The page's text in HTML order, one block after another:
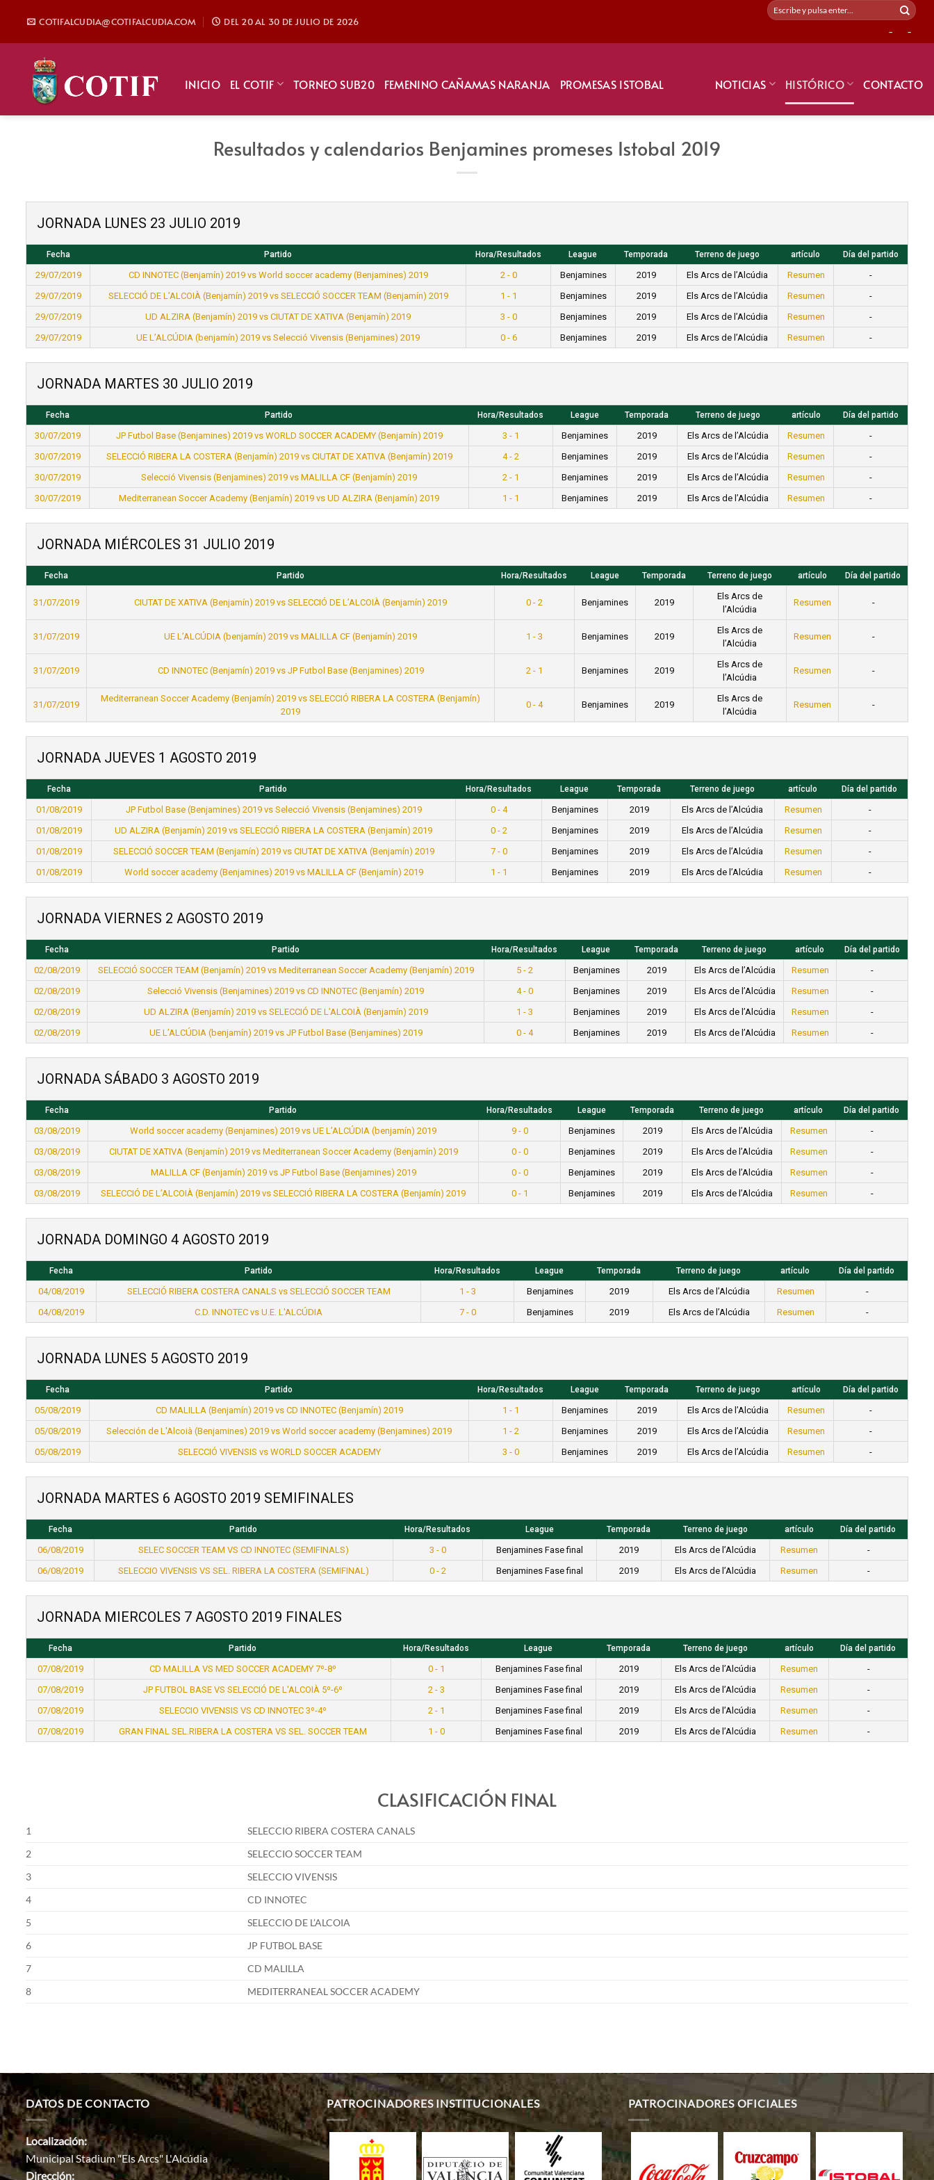
contenido
COTIFALCUDIA@COTIFALCUDIA.COM DEL 20 AL 30 DE JULIO DE 2026
- -
INICIO EL COTIF TORNEO SUB20 FEMENINO CAÑAMAS NARANJA PROMESAS ISTOBAL NOTICIAS HISTÓRICO CONTACTO
Resultados y calendarios Benjamines promeses Istobal 2019
JORNADA LUNES 23 JULIO 2019
Fecha Partido Hora/Resultados League Temporada Terreno de juego artículo Día del partido
29/07/2019 CD INNOTEC (Benjamín) 2019 vs World soccer academy (Benjamines) 2019 2 - 0 Benjamines 2019 Els Arcs de l’Alcúdia Resumen
-
29/07/2019
SELECCIÓ DE L’ALCOIÀ (Benjamín) 2019 vs SELECCIÓ SOCCER TEAM (Benjamín) 2019 1 - 1 Benjamines 2019 Els Arcs de l’Alcúdia Resumen
-
29/07/2019
UD ALZIRA (Benjamín) 2019 vs CIUTAT DE XATIVA (Benjamín) 2019 3 - 0 Benjamines 2019 Els Arcs de l’Alcúdia Resumen
-
29/07/2019
UE L’ALCÚDIA (benjamín) 2019 vs Selecció Vivensis (Benjamines) 2019 0 - 6 Benjamines 2019 Els Arcs de l’Alcúdia Resumen -
JORNADA MARTES 30 JULIO 2019
Fecha Partido Hora/Resultados League Temporada Terreno de juego artículo Día del partido
30/07/2019 JP Futbol Base (Benjamines) 2019 vs WORLD SOCCER ACADEMY (Benjamín) 2019 3 - 1 Benjamines 2019 Els Arcs de l’Alcúdia Resumen
-
30/07/2019
SELECCIÓ RIBERA LA COSTERA (Benjamín) 2019 vs CIUTAT DE XATIVA (Benjamín) 2019 4 - 2 Benjamines 2019 Els Arcs de l’Alcúdia Resumen
-
30/07/2019
Selecció Vivensis (Benjamines) 2019 vs MALILLA CF (Benjamín) 2019 2 - 1 Benjamines 2019 Els Arcs de l’Alcúdia Resumen
-
30/07/2019
Mediterranean Soccer Academy (Benjamín) 2019 vs UD ALZIRA (Benjamín) 2019 1 - 1 Benjamines 2019 Els Arcs de l’Alcúdia Resumen -
JORNADA MIÉRCOLES 31 JULIO 2019
Fecha Partido Hora/Resultados League Temporada Terreno de juego artículo Día del partido
31/07/2019 CIUTAT DE XATIVA (Benjamín) 2019 vs SELECCIÓ DE L’ALCOIÀ (Benjamín) 2019 0 - 2 Benjamines 2019
Els Arcs de
l’Alcúdia
Resumen -
31/07/2019 UE L’ALCÚDIA (benjamín) 2019 vs MALILLA CF (Benjamín) 2019 1 - 3 Benjamines 2019
Els Arcs de
l’Alcúdia
Resumen -
31/07/2019 CD INNOTEC (Benjamín) 2019 vs JP Futbol Base (Benjamines) 2019 2 - 1 Benjamines 2019
Els Arcs de
l’Alcúdia
Resumen -
31/07/2019
Mediterranean Soccer Academy (Benjamín) 2019 vs SELECCIÓ RIBERA LA COSTERA (Benjamín)
2019
0 - 4 Benjamines 2019
Els Arcs de
l’Alcúdia
Resumen -
JORNADA JUEVES 1 AGOSTO 2019
Fecha Partido Hora/Resultados League Temporada Terreno de juego artículo Día del partido
01/08/2019 JP Futbol Base (Benjamines) 2019 vs Selecció Vivensis (Benjamines) 2019 0 - 4 Benjamines 2019 Els Arcs de l’Alcúdia Resumen
-
01/08/2019
UD ALZIRA (Benjamín) 2019 vs SELECCIÓ RIBERA LA COSTERA (Benjamín) 2019 0 - 2 Benjamines 2019 Els Arcs de l’Alcúdia Resumen
-
01/08/2019
SELECCIÓ SOCCER TEAM (Benjamín) 2019 vs CIUTAT DE XATIVA (Benjamín) 2019 7 - 0 Benjamines 2019 Els Arcs de l’Alcúdia Resumen
-
01/08/2019
World soccer academy (Benjamines) 2019 vs MALILLA CF (Benjamín) 2019 1 - 1 Benjamines 2019 Els Arcs de l’Alcúdia Resumen -
JORNADA VIERNES 2 AGOSTO 2019
Fecha Partido Hora/Resultados League Temporada Terreno de juego artículo Día del partido
02/08/2019 SELECCIÓ SOCCER TEAM (Benjamín) 2019 vs Mediterranean Soccer Academy (Benjamín) 2019 5 - 2 Benjamines 2019 Els Arcs de l’Alcúdia Resumen
-
02/08/2019
Selecció Vivensis (Benjamines) 2019 vs CD INNOTEC (Benjamín) 2019 4 - 0 Benjamines 2019 Els Arcs de l’Alcúdia Resumen
-
02/08/2019
UD ALZIRA (Benjamín) 2019 vs SELECCIÓ DE L’ALCOIÀ (Benjamín) 2019 1 - 3 Benjamines 2019 Els Arcs de l’Alcúdia Resumen
-
02/08/2019
UE L’ALCÚDIA (benjamín) 2019 vs JP Futbol Base (Benjamines) 2019 0 - 4 Benjamines 2019 Els Arcs de l’Alcúdia Resumen -
JORNADA SÁBADO 3 AGOSTO 2019
Fecha Partido Hora/Resultados League Temporada Terreno de juego artículo Día del partido
03/08/2019 World soccer academy (Benjamines) 2019 vs UE L’ALCÚDIA (benjamín) 2019 9 - 0 Benjamines 2019 Els Arcs de l’Alcúdia Resumen
-
03/08/2019
CIUTAT DE XATIVA (Benjamín) 2019 vs Mediterranean Soccer Academy (Benjamín) 2019 0 - 0 Benjamines 2019 Els Arcs de l’Alcúdia Resumen
-
03/08/2019
MALILLA CF (Benjamín) 2019 vs JP Futbol Base (Benjamines) 2019 0 - 0 Benjamines 2019 Els Arcs de l’Alcúdia Resumen
-
03/08/2019
SELECCIÓ DE L’ALCOIÀ (Benjamín) 2019 vs SELECCIÓ RIBERA LA COSTERA (Benjamín) 2019 0 - 1 Benjamines 2019 Els Arcs de l’Alcúdia Resumen -
JORNADA DOMINGO 4 AGOSTO 2019
Fecha Partido Hora/Resultados League Temporada Terreno de juego artículo Día del partido
04/08/2019 SELECCIÓ RIBERA COSTERA CANALS vs SELECCIÓ SOCCER TEAM 1 - 3 Benjamines 2019 Els Arcs de l’Alcúdia Resumen
-
04/08/2019
C.D. INNOTEC vs U.E. L'ALCÚDIA 7 - 0 Benjamines 2019 Els Arcs de l’Alcúdia Resumen -
JORNADA LUNES 5 AGOSTO 2019
Fecha Partido Hora/Resultados League Temporada Terreno de juego artículo Día del partido
05/08/2019 CD MALILLA (Benjamín) 2019 vs CD INNOTEC (Benjamín) 2019 1 - 1 Benjamines 2019 Els Arcs de l’Alcúdia Resumen
-
05/08/2019
Selección de L'Alcoià (Benjamines) 2019 vs World soccer academy (Benjamines) 2019 1 - 2 Benjamines 2019 Els Arcs de l’Alcúdia Resumen
-
05/08/2019
SELECCIÓ VIVENSIS vs WORLD SOCCER ACADEMY 3 - 0 Benjamines 2019 Els Arcs de l’Alcúdia Resumen -
JORNADA MARTES 6 AGOSTO 2019 SEMIFINALES
Fecha Partido Hora/Resultados League Temporada Terreno de juego artículo Día del partido
06/08/2019 SELEC SOCCER TEAM VS CD INNOTEC (SEMIFINALS) 3 - 0 Benjamines Fase final 2019 Els Arcs de l’Alcúdia Resumen
-
06/08/2019
SELECCIO VIVENSIS VS SEL. RIBERA LA COSTERA (SEMIFINAL) 0 - 2 Benjamines Fase final 2019 Els Arcs de l’Alcúdia Resumen -
JORNADA MIERCOLES 7 AGOSTO 2019 FINALES
Fecha Partido Hora/Resultados League Temporada Terreno de juego artículo Día del partido
07/08/2019 CD MALILLA VS MED SOCCER ACADEMY 7º-8º 0 - 1 Benjamines Fase final 2019 Els Arcs de l’Alcúdia Resumen
-
07/08/2019
JP FUTBOL BASE VS SELECCIÓ DE L'ALCOIÀ 5º-6º 2 - 3 Benjamines Fase final 2019 Els Arcs de l’Alcúdia Resumen
-
07/08/2019
SELECCIO VIVENSIS VS CD INNOTEC 3º-4º 2 - 1 Benjamines Fase final 2019 Els Arcs de l’Alcúdia Resumen
-
07/08/2019
GRAN FINAL SEL.RIBERA LA COSTERA VS SEL. SOCCER TEAM 1 - 0 Benjamines Fase final 2019 Els Arcs de l’Alcúdia Resumen -
CLASIFICACIÓN FINAL
1
SELECCIO RIBERA COSTERA CANALS
2
SELECCIO SOCCER TEAM
3
SELECCIO VIVENSIS
4
CD INNOTEC
5
SELECCIO DE L’ALCOIA
6
JP FUTBOL BASE
7
CD MALILLA
8
MEDITERRANEAL SOCCER ACADEMY
DATOS DE CONTACTO
Localización:
Municipal Stadium "Els Arcs" L'Alcúdia
Dirección:
PATROCINADORES INSTITUCIONALES PATROCINADORES OFICIALES